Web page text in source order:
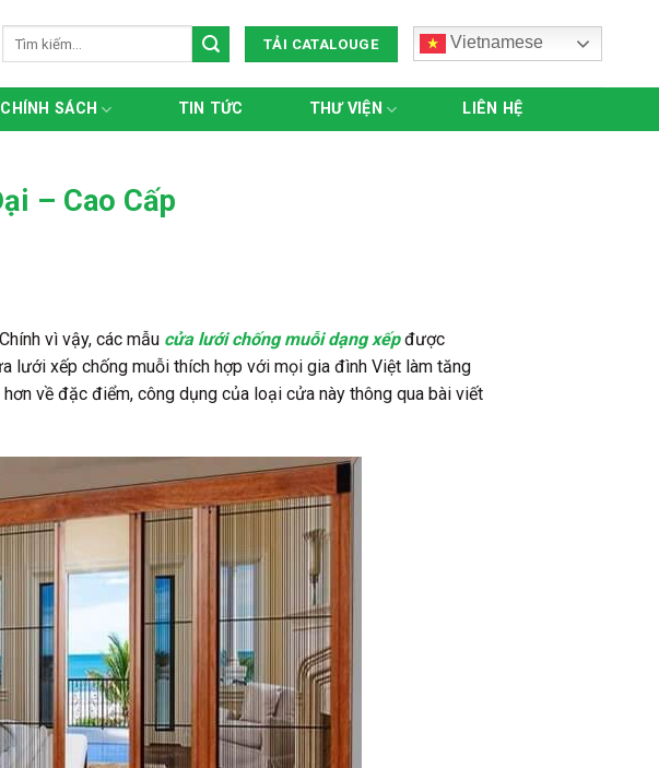
TẢI CATALOUGE Vietnamese
CHÍNH SÁCH TIN TỨC THƯ VIỆN LIÊN HỆ
– Cao Cấp
vì vậy, các mẫu cửa lưới chống muỗi dạng xếpđược
lưới xếp chống muỗi thích hợp với mọi gia đình Việt làm tăng
về đặc điểm, công dụng của loại cửa này thông qua bài viết